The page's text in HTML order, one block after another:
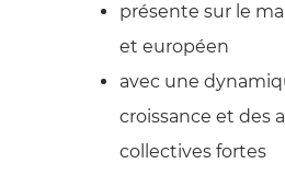
présente sur le
et européen
avec une
croissance et des
collectives fortes